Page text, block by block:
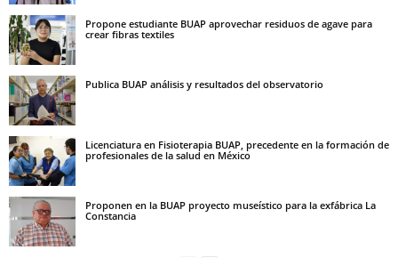
Propone estudiante BUAP aprovechar residuos de agave para
crear fibras textiles
Publica BUAP análisis y resultados del observatorio
Licenciatura en Fisioterapia BUAP, precedente en la formación de
profesionales de la salud en México
Proponen en la BUAP proyecto museístico para la exfábrica La
Constancia